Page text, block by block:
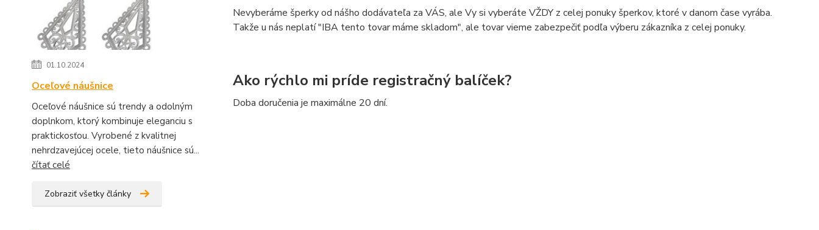
01.10.2024
Oceľové náušnice
Oceľové náušnice sú trendy a odolným
doplnkom, ktorý kombinuje eleganciu s
praktickosťou. Vyrobené z kvalitnej
nehrdzavejúcej ocele, tieto náušnice sú...
čítať celé
Zobraziť všetky články
Nevyberáme šperky od nášho dodávateľa za VÁS, ale Vy si vyberáte VŽDY z celej ponuky šperkov, ktoré v danom čase vyrába.
Takže u nás neplatí "IBA tento tovar máme skladom", ale tovar vieme zabezpečiť podľa výberu zákazníka z celej ponuky.
Ako rýchlo mi príde registračný balíček?
Doba doručenia je maximálne 20 dní.